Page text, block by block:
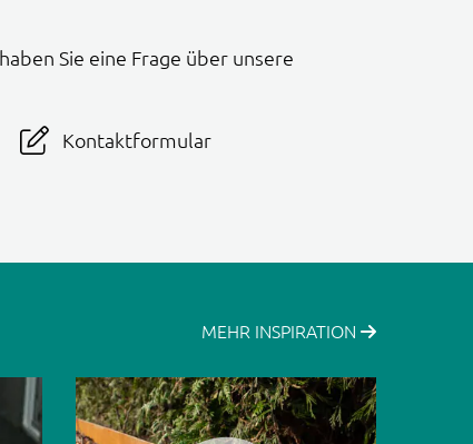
Sie eine Frage über unsere
Kontaktformular
MEHR INSPIRATION